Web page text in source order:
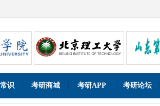
识 考研商城 考研APP 考研论坛